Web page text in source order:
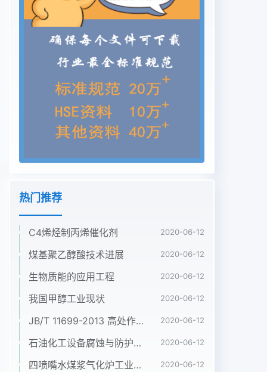
醇蒸汽的水含量控制在A环气[凹顶洗甲醇1%以下塔
底的废水甲醇含量小于100mg/L,全洗涤塔部达到设
计要求,甚至有时废水甲醇含量低至5图1低温甲醇洗
装置吸收系统工艺流程6mg/L,甲醇流失可以忽略不
计,因此甲醇流失经过对合成气中的甲醇含量进行分
析,发现的第三种情况可以排除。装置在试车期间,气
密工作非常理想,设备的M09090作中国煤化工年毕
业于河跑冒滴漏情况基本消除。在水联运期间,进一
步南大学对装置的缺陷进行消除,因此甲醇流失的第
二种CNMHG辛煤化工有限公司甲醇厂副厂长,长期
话:0370519290:Emil:wpw20066(in,cm336200年
第32卷甲醇含量超标,设计体积含量为002%,而实际
较严重,装置在11月20日被迫停车检修。经过为
0.36%。在2008年3~10月期间,由于气化装内部检
阶段,负荷较低,氧负荷在55%相沉降距离偏小是造成
气体夹带甲醇严重的主要85%之间,且由于气化烧嘴
会加剧。经过仔醇洗装置的负荷在
(1.3~1.5)×105m3/h之间波细核算,决定在第105层塔
盘(塔最高一层)受液动。系统负荷较低,闪蒸的二氧化
热门推荐
C4烯烃制丙烯催化剂 2020-06-12
煤基聚乙醇酸技术进展 2020-06-12
生物质能的应用工程 2020-06-12
我国甲醇工业现状 2020-06-12
JB/T 11699-2013 高处作业吊篮安装、拆卸、使用技术规程 2020-06-12
石油化工设备腐蚀与防护参考书十本免费下载，绝版珍藏 2020-06-12
四喷嘴水煤浆气化炉工业应用情况简介 2020-06-12